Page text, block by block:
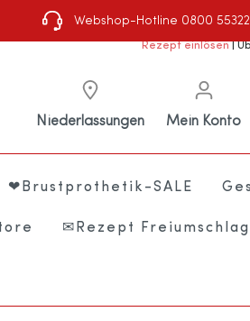
Webshop-Hotline 0800
Rezept einlösen|
Niederlassungen Mein Konto
❤Brustprothetik-SALE
✉Rezept Freiumschlag